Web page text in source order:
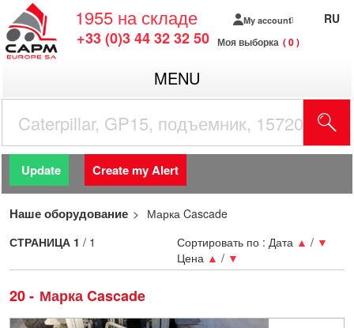
1955 на складе
+33 (0)3 44 32 32 50
My account
Моя выборка 0
RU
MENU
Update Create my Alert
Наше оборудование Марка Cascade
20 Марка Cascade
Сортировать по : Дата ▲ / ▼
Цена ▲ / ▼
СТРАНИЦА 1 / 1